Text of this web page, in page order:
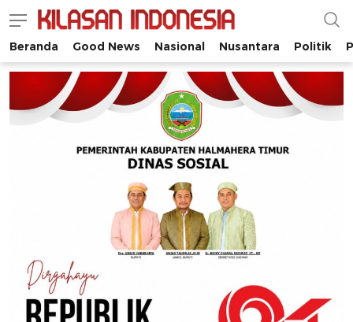
Kilasan Indonesia
Satu-satunya di Indonesia
Beranda Good News Nasional Nusantara Politik